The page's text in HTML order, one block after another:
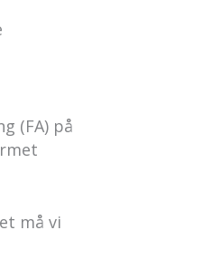
(FA) på
må vi